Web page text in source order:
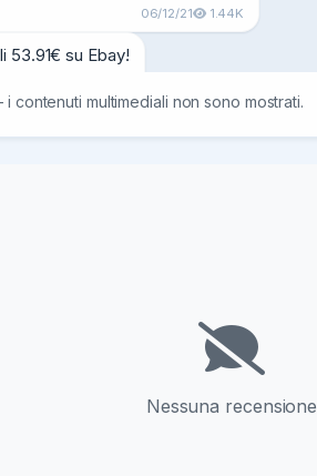
06/12/21 1.44K
53.91€ su Ebay!
in preordine su Amazon!
contenuti multimediali non sono mostrati.
Nessuna recensione